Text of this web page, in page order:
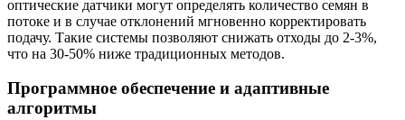
оптические датчики могут определять количество семян в
потоке и в случае отклонений мгновенно корректировать
подачу. Такие системы позволяют снижать отходы до 2-3%,
что на 30-50% ниже традиционных методов.
Программное обеспечение и адаптивные
алгоритмы